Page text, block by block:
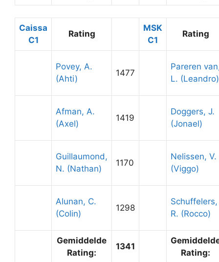
Caissa
C1
Rating
MSK
C1
Rating
Povey, A.
(Ahti)
1477
Pareren
L. (Leandro)
Afman, A.
(Axel)
1419
Doggers, J.
(Jonael)
Guillaumond,
N. (Nathan)
1170
Nelissen, V.
(Viggo)
Alunan, C.
(Colin)
1298
Schuffelers,
R. (Rocco)
Gemiddelde
Rating:
1341
Rating: